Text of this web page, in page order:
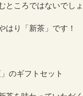
ところではないでし
はり「新茶」です！
のギフトセット